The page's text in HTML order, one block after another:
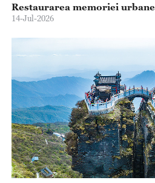
Restaurarea memoriei urbane
14-Jul-2026